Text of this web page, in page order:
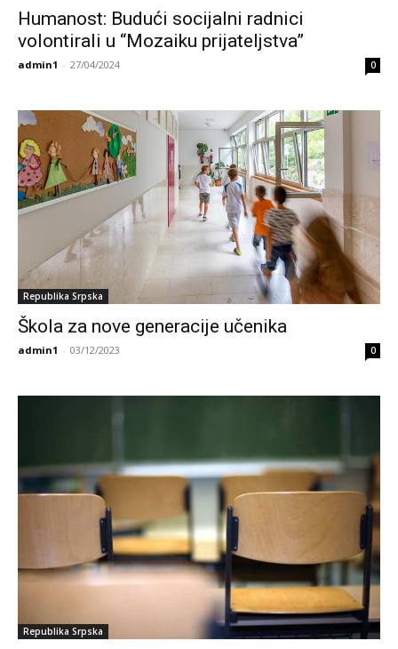
Humanost: Budući socijalni radnici
volontirali u “Mozaiku prijateljstva”
admin1 - 27/04/2024 0
Republika Srpska
Škola za nove generacije učenika
admin1 - 03/12/2023 0
Republika Srpska